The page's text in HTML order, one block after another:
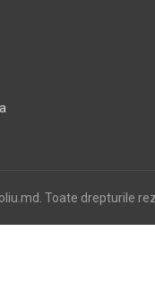
Toate drepturile